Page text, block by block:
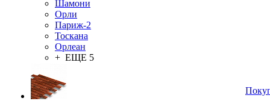
Шамони
Орли
Париж-2
Тоскана
Орлеан
+ ЕЩЕ 5